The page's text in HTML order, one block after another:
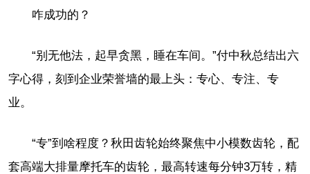
咋成功的？
“别无他法，起早贪黑，睡在车间。”付中秋总结出六
字心得，刻到企业荣誉墙的最上头：专心、专注、专
业。
“专”到啥程度？秋田齿轮始终聚焦中小模数齿轮，配
套高端大排量摩托车的齿轮，最高转速每分钟3万转，精